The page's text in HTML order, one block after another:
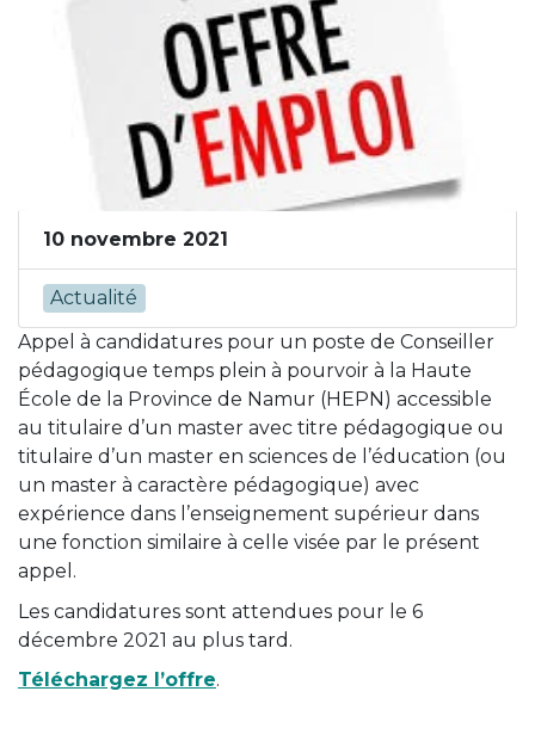
10 novembre 2021
Actualité
Appel à candidatures pour un poste de Conseiller
pédagogique temps plein à pourvoir à la Haute
École de la Province de Namur (HEPN) accessible
au titulaire d’un master avec titre pédagogique ou
titulaire d’un master en sciences de l’éducation (ou
un master à caractère pédagogique) avec
expérience dans l’enseignement supérieur dans
une fonction similaire à celle visée par le présent
appel.
Les candidatures sont attendues pour le 6
décembre 2021 au plus tard.
Téléchargez l’offre.